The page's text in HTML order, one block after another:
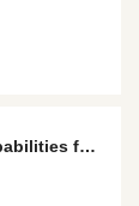
Upper moderate deviation probabilities for the maximum of a branching random walk